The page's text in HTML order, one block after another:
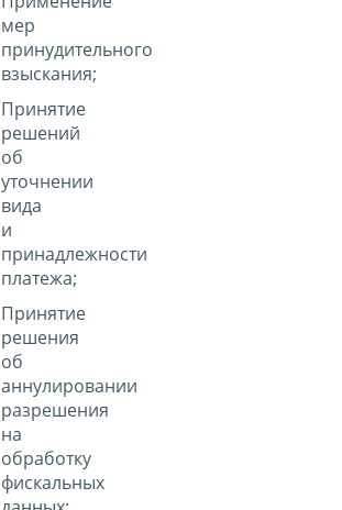
мер
принудительного
взыскания;
Принятие
решений
об
уточнении
вида
и
принадлежности
платежа;
Принятие
решения
об
аннулировании
разрешения
на
обработку
фискальных